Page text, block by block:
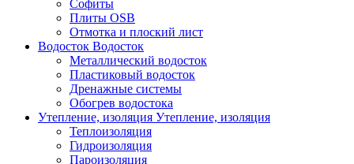
Софиты
Плиты OSB
Отмотка и плоский лист
Водосток Водосток
Металлический водосток
Пластиковый водосток
Дренажные системы
Обогрев водостока
Утепление, изоляция Утепление, изоляция
Теплоизоляция
Гидроизоляция
Пароизоляция